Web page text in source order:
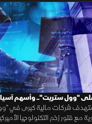
"وول ستريت".. وأسهم آسيا
شركات مالية كبرى في
مع فتور زخم التكنولوجيا